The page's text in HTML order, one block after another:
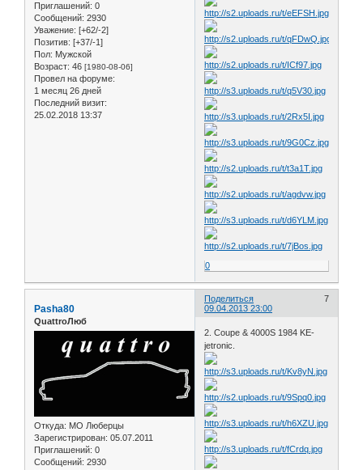
Приглашений: 0
Сообщений: 2930
Уважение: [+62/-2]
Позитив: [+37/-1]
Пол: Мужской
Возраст: 46 [1980-08-06]
Провел на форуме:
1 месяц 26 дней
Последний визит:
25.02.2018 13:37
0
Поделиться
7
09.04.2013 23:00
Pasha80
QuattroЛюб
Откуда: МО Люберцы
Зарегистрирован: 05.07.2011
Приглашений: 0
Сообщений: 2930
2. Coupe & 4000S 1984 KE-
jetronic.